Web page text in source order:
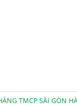
TMCP SÀI GÒN